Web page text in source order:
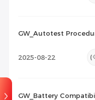
GW_Autotest
2025-08-22 (
GW_Battery